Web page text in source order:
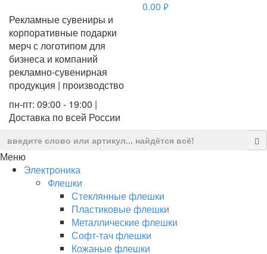
Рекламные сувениры и
корпоративные подарки
мерч с логотипом для
бизнеса и компаний
рекламно-сувенирная
продукция | производство
пн-пт: 09:00 - 19:00 |
Доставка по всей России
0.00 руб.
Меню
Электроника
Флешки
Стеклянные флешки
Пластиковые флешки
Металлические флешки
Софт-тач флешки
Кожаные флешки